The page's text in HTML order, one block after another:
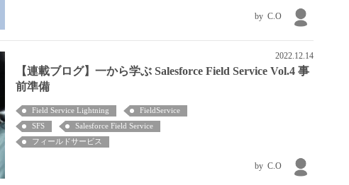
C.O
2022.12.14
【連載ブログ】一から学ぶ Salesforce Field Service Vol.4 事
前準備
Field Service Lightning
FieldService
SFS
Salesforce Field Service
フィールドサービス
C.O